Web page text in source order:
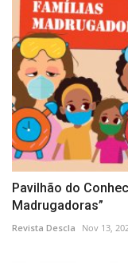
Pavilhão do
Madrugadoras”
Revista Descla Nov 13,